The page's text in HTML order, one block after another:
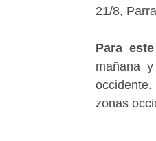
21/8,
Para
mañana
zonas